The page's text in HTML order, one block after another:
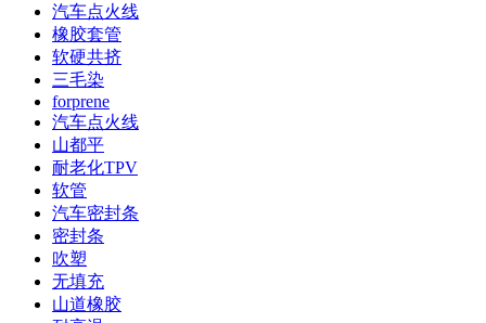
汽车点火线
橡胶套管
软硬共挤
三毛染
forprene
汽车点火线
山都平
耐老化TPV
软管
汽车密封条
密封条
吹塑
无填充
山道橡胶